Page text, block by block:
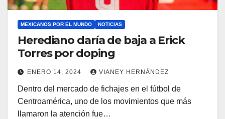
MEXICANOS POR EL MUNDO NOTICIAS
Herediano daría de baja a Erick
Torres por doping
ENERO 14, 2024 VIANEY HERNÁNDEZ
Dentro del mercado de fichajes en el fútbol de
Centroamérica, uno de los movimientos que más
llamaron la atención fue…